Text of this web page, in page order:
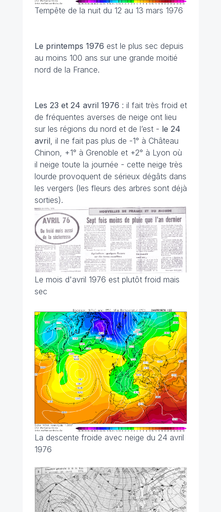
Tempête de la nuit du 12 au 13 mars 1976
Le printemps 1976 est le plus sec depuis
au moins 100 ans sur une grande moitié
nord de la France.
Les 23 et 24 avril 1976 : il fait très froid et
de fréquentes averses de neige ont lieu
sur les régions du nord et de l’est - le 24
avril, il ne fait pas plus de -1° à Château
Chinon, +1° à Grenoble et +2° à Lyon où
il neige toute la journée - cette neige très
lourde provoquent de sérieux dégâts dans
les vergers (les fleurs des arbres sont déjà
sorties).
Le mois d'avril 1976 est plutôt froid mais
sec
La descente froide avec neige du 24 avril
1976